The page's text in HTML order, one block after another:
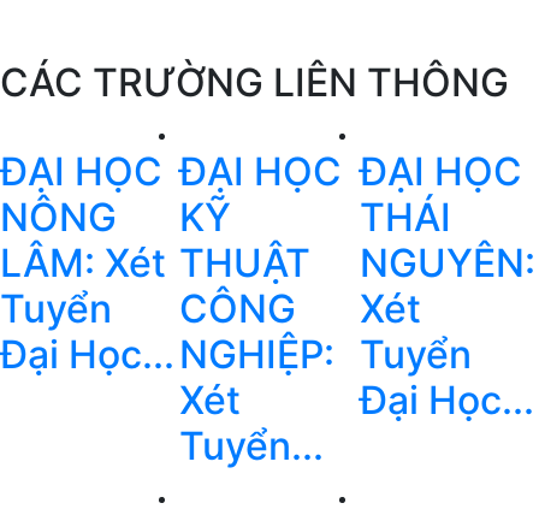
CÁC TRƯỜNG LIÊN THÔNG
ĐẠI HỌC
NÔNG
LÂM: Xét
Tuyển
Đại Học...
ĐẠI HỌC
KỸ
THUẬT
CÔNG
NGHIỆP:
Xét
Tuyển...
ĐẠI HỌC
THÁI
NGUYÊN:
Xét
Tuyển
Đại Học...